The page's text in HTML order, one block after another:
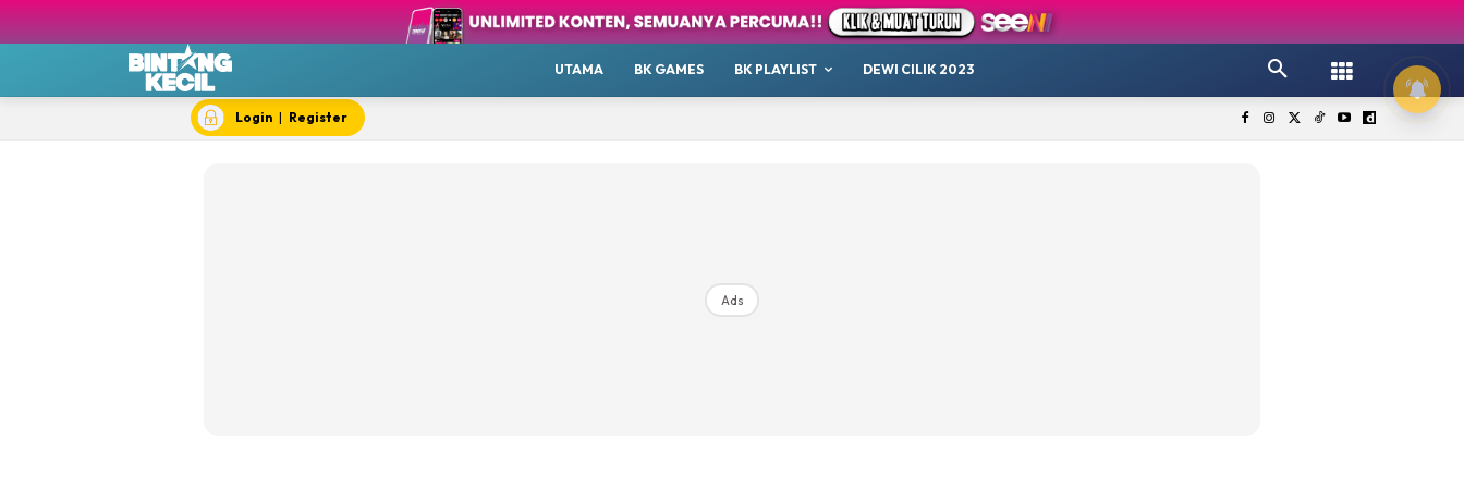
BK eSports
BK Hangout
UTAMA BK GAMES BK PLAYLIST DEWI CILIK 2023
Login| Register
Ads